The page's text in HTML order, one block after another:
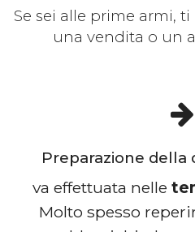
Se sei alle prime armi,
una vendita o un
Preparazione
va effettuata nelle
Molto spesso